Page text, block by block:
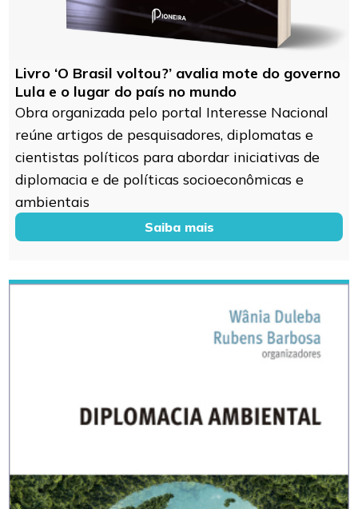
Livro ‘O Brasil voltou?’ avalia mote do governo
Lula e o lugar do país no mundo
Obra organizada pelo portal Interesse Nacional
reúne artigos de pesquisadores, diplomatas e
cientistas políticos para abordar iniciativas de
diplomacia e de políticas socioeconômicas e
ambientais
Saiba mais